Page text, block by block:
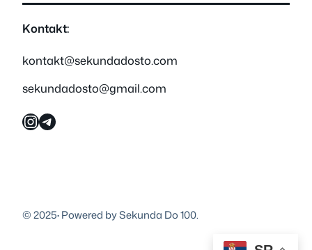
Kontakt:
kontakt@sekundadosto.com
sekundadosto@gmail.com
InstagramTelegram
© 2025·Powered by Sekunda Do 100.